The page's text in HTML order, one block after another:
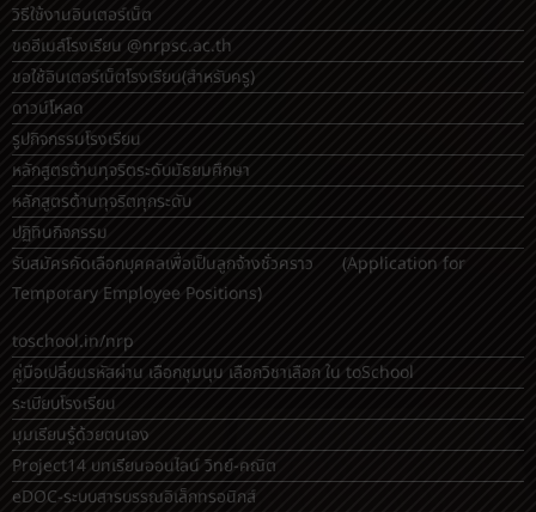
วิธีใช้งานอินเตอร์เน็ต
ขออีเมล์โรงเรียน @nrpsc.ac.th
ขอใช้อินเตอร์เน็ตโรงเรียน(สำหรับครู)
ดาวน์โหลด
รูปกิจกรรมโรงเรียน
หลักสูตรต้านทุจริตระดับมัธยมศึกษา
หลักสูตรต้านทุจริตทุกระดับ
ปฏิทินกิจกรรม
รับสมัครคัดเลือกบุคคลเพื่อเป็นลูกจ้างชั่วคราว (Application for
Temporary Employee Positions)
toschool.in/nrp
คู่มือเปลี่ยนรหัสผ่าน เลือกชุมนุม เลือกวิชาเลือก ใน toSchool
ระเบียบโรงเรียน
มุมเรียนรู้ด้วยตนเอง
Project14 บทเรียนออนไลน์ วิทย์-คณิต
eDOC-ระบบสารบรรณอิเล็กทรอนิกส์